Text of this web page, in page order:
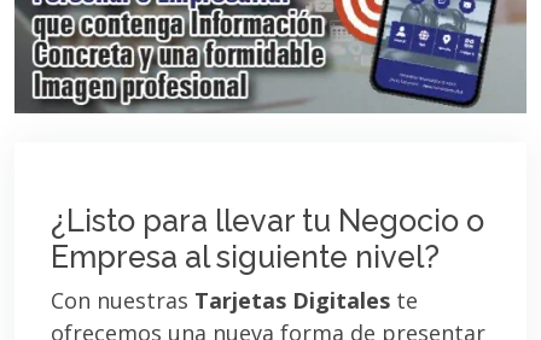
¿Listo para llevar tu Negocio o
Empresa al siguiente nivel?
Con nuestras Tarjetas Digitales te
ofrecemos una nueva forma de presentar